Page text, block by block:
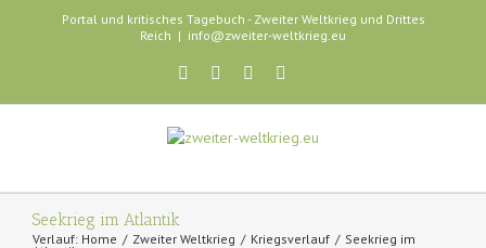
Portal und kritisches Tagebuch - Zweiter Weltkrieg und Drittes
Reich | info@zweiter-weltkrieg.eu
Seekrieg im Atlantik
Verlauf: Home Zweiter Weltkrieg Kriegsverlauf Seekrieg im